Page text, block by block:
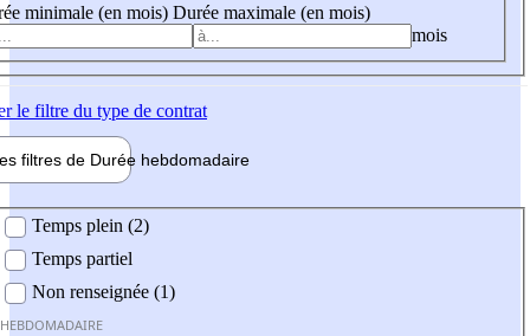
minimale (en mois) Durée maximale (en mois)
mois
le filtre du type de contrat
filtres de Durée hebdomadaire
Temps plein (2)
Temps partiel
Non renseignée (1)